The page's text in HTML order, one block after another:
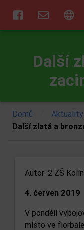
Další
Domů Aktuality
Další zlatá a
Autor: 2 ZŠ Kolín
4. červen 2019
V pondělí
místo ve